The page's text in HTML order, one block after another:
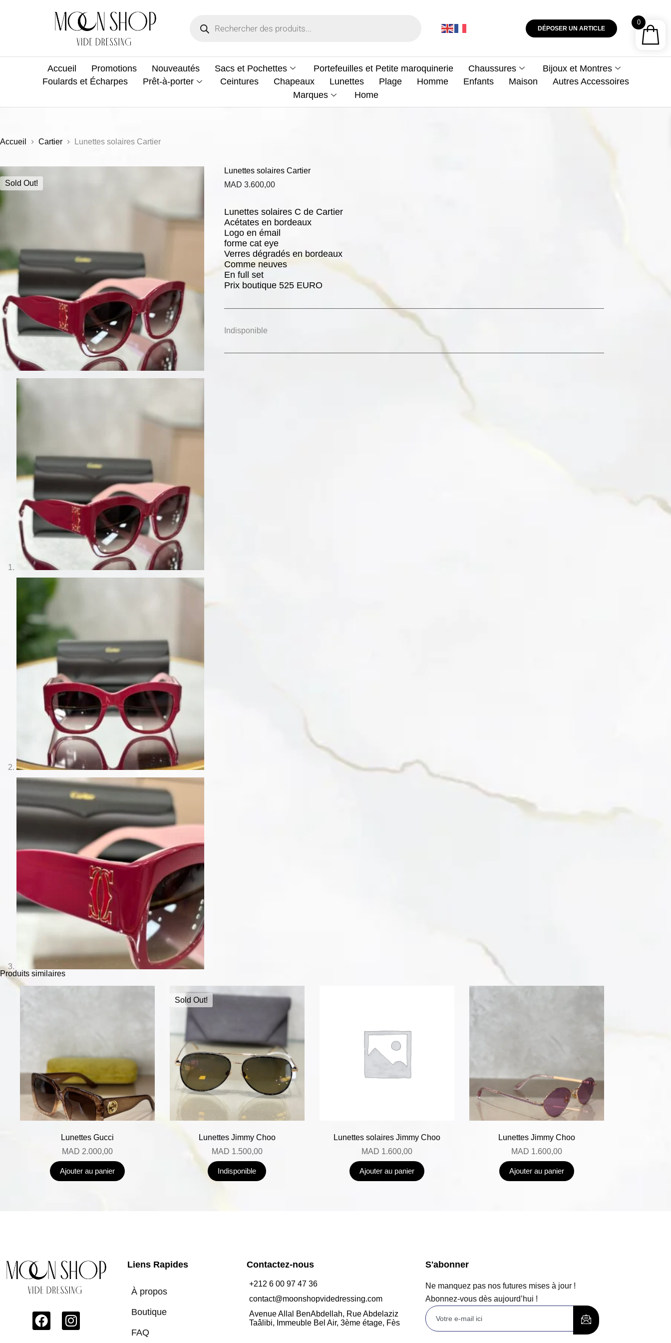
DÉPOSER UN ARTICLE
Accueil Promotions Nouveautés Sacs et Pochettes Portefeuilles et Petite maroquinerie Chaussures
Bijoux et Montres
Foulards et Écharpes
Prêt-à-porter Ceintures Chapeaux Lunettes Plage Homme Enfants Maison
Autres Accessoires
Marques
Home
Accueil Cartier Lunettes solaires Cartier
Sold Out!
Lunettes solaires Cartier
MAD 3.600,00
Lunettes solaires C de Cartier
Acétates en bordeaux
Logo en émail
forme cat eye
Verres dégradés en bordeaux
Comme neuves
En full set
Prix boutique 525 EURO
Indisponible
Produits similaires
Lunettes Gucci
MAD 2.000,00
Ajouter au panier
Sold Out!
Lunettes Jimmy Choo
MAD 1.500,00
Indisponible
Lunettes solaires Jimmy Choo
MAD 1.600,00
Ajouter au panier
Lunettes Jimmy Choo
MAD 1.600,00
Ajouter au panier
Liens Rapides
À propos
Boutique
FAQ
Contactez-nous
+212 6 00 97 47 36
contact@moonshopvidedressing.com
Avenue Allal BenAbdellah, Rue Abdelaziz
Taâlibi, Immeuble Bel Air, 3ème étage, Fès
S'abonner
Ne manquez pas nos futures mises à jour !
Abonnez-vous dès aujourd’hui !
0